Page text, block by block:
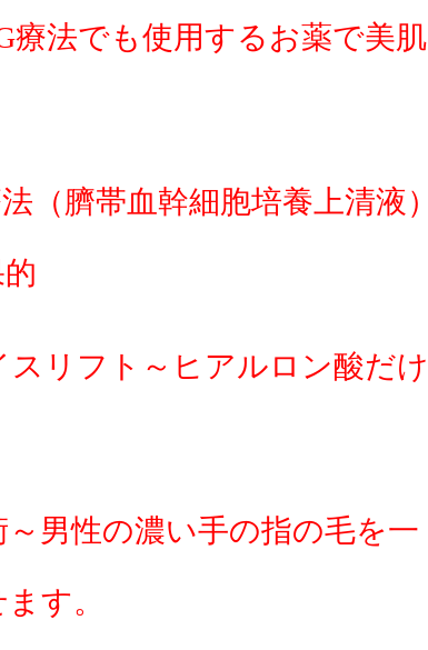
法でも使用するお薬で美肌
（臍帯血幹細胞培養上清液）
リフト～ヒアルロン酸だけ
男性の濃い手の指の毛を一
す。